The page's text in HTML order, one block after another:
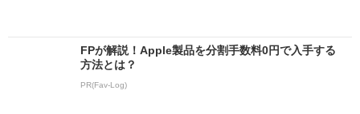
FPが解説！Apple製品を分割手数料0円で入手する
方法とは？
PR(Fav-Log)